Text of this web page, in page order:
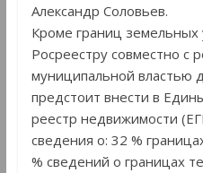
Александр Соловьев.
Кроме границ земельных
Росреестру совместно с
муниципальной властью
предстоит внести в
реестр недвижимости
сведения о: 32 %
% сведений о границах